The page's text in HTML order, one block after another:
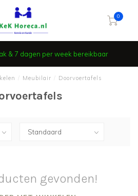
0
& 7 dagen per week bereikbaar
Meubilair Doorvoertafels
gevonden!